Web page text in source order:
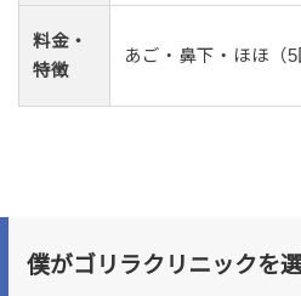
料金・
特徴
あご・鼻下・ほほ（5
僕がゴリラクリニックを